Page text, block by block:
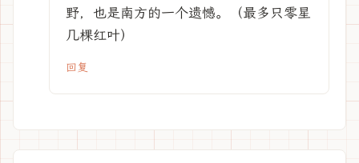
野，也是南方的一个遗憾。（最多只零星
几棵红叶）
回复